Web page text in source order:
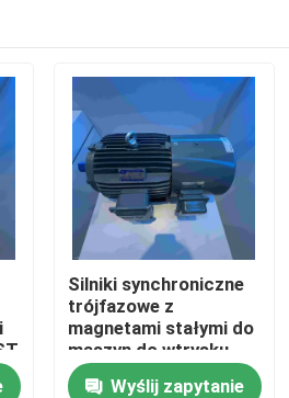
Silniki synchroniczne
trójfazowe z
magnetami stałymi do
maszyn do wtrysku
Wyślij zapytanie